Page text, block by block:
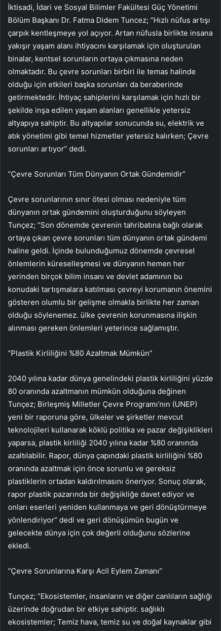
İktisadi, İdari ve Sosyal Bilimler Fakültesi Güç Yönetimi
Bölüm Başkanı Dr. Fatma Didem Tuncez; “Hızlı nüfus artışı
çarpık kentleşmeye yol açıyor. Artan nüfusla birlikte insana
yakışır yaşam alanı ihtiyacını karşılamak için oluşturulan
binalar, kentsel sorunların ortaya çıkmasına neden
olmaktadır. Bu çevre sorunları birbiri ile temas halinde
olduğu için etkileri başka sorunları da beraberinde
getirmektedir. İhtiyaç sahiplerini karşılamak için hızlı bir
şekilde inşa edilen yaşam alanları genellikle yetersiz
altyapıya sahiptir. Bu altyapılar sonucunda su, elektrik ve
atık yönetimi gibi temel hizmetler yetersiz kalırken; Çevre
sorunları artıyor” dedi.
“Çevre Sorunları Tüm Dünyanın Ortak Gündemidir”
Çevre sorunlarının sınır ötesi olması nedeniyle tüm
dünyanın ortak gündemini oluşturduğunu söyleyen
Tunçez; “Son dönemde çevrenin tahribatına bağlı olarak
ortaya çıkan çevre sorunları tüm dünyanın ortak gündemi
haline geldi. İçinde bulunduğumuz dönemde çevresel
önlemlerin küreselleşmesi ve dünyanın hemen her
yerinden birçok bilim insanı ve devlet adamının bu
konudaki tartışmalara katılması çevreyi korumanın önemini
gösteren olumlu bir gelişme olmakla birlikte her zaman
olduğu söylenemez. ülke çevrenin korunmasına ilişkin
alınması gereken önlemleri yeterince sağlamıştır.
“Plastik Kirliliğini %80 Azaltmak Mümkün”
2040 yılına kadar dünya genelindeki plastik kirliliğini yüzde
80 oranında azaltmanın mümkün olduğuna değinen
Tunçez; Birleşmiş Milletler Çevre Programı’nın (UNEP)
yeni bir raporuna göre, ülkeler ve şirketler mevcut
teknolojileri kullanarak köklü politika ve pazar değişiklikleri
yaparsa, plastik kirliliği 2040 yılına kadar %80 oranında
azaltılabilir. Rapor, dünya çapındaki plastik kirliliğini %80
oranında azaltmak için önce sorunlu ve gereksiz
plastiklerin ortadan kaldırılmasını öneriyor. Sonuç olarak,
rapor plastik pazarında bir değişikliğe davet ediyor ve
onları eserleri yeniden kullanmaya ve geri dönüştürmeye
yönlendiriyor” dedi ve geri dönüşümün bugün ve
gelecekte dünya için çok değerli olduğunu sözlerine
ekledi.
“Çevre Sorunlarına Karşı Acil Eylem Zamanı”
Tunçez; “Ekosistemler, insanların ve diğer canlıların sağlığı
üzerinde doğrudan bir etkiye sahiptir. sağlıklı
ekosistemler; Temiz hava, temiz su ve doğal kaynaklar gibi